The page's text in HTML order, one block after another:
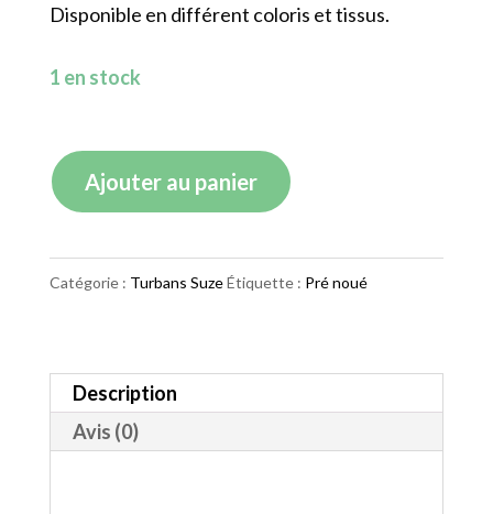
Disponible en différent coloris et tissus.
1 en stock
quantité
de
Ajouter au panier
Catégorie : Turbans SuzeÉtiquette : Pré noué
Description
Avis (0)